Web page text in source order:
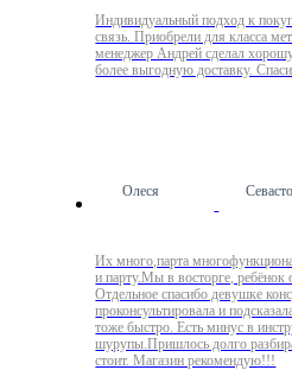
Индивидуальный подход к
связь. Приобрели для класса
менеджер Андрей сделал
более выгодную доставку.
Олеся Севастополь
Их много,парта
и парту.Мы в восторге,
Отдельное спасибо девушке
проконсультировала и
тоже быстро. Есть минус в
шурупы.Пришлось долго
стоит. Магазин рекомендую!!!